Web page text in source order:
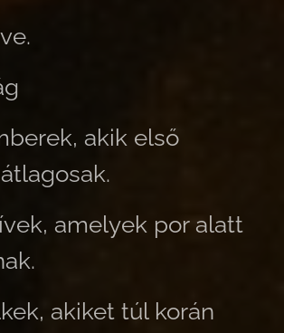
akik első
amelyek por alatt
akiket túl korán